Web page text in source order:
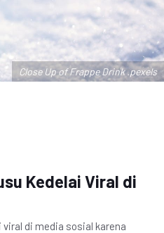
Close Up of Frappe Drink .pexels
Kedelai Viral di
di media sosial karena